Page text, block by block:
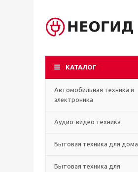
КАТАЛОГ
Автомобильная техника и
электроника
Аудио-видео техника
Бытовая техника для дома
Бытовая техника для